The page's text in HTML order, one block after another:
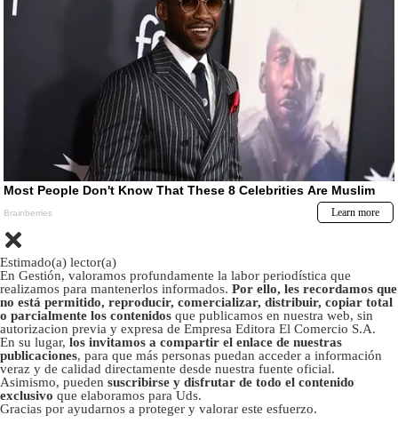
Estimado(a) lector(a)
En Gestión, valoramos profundamente la labor periodística que
realizamos para mantenerlos informados. Por ello, les recordamos que
no está permitido, reproducir, comercializar, distribuir, copiar total
o parcialmente los contenidos que publicamos en nuestra web, sin
autorizacion previa y expresa de Empresa Editora El Comercio S.A.
En su lugar, los invitamos a compartir el enlace de nuestras
publicaciones, para que más personas puedan acceder a información
veraz y de calidad directamente desde nuestra fuente oficial.
Asimismo, pueden suscribirse y disfrutar de todo el contenido
exclusivo que elaboramos para Uds.
Gracias por ayudarnos a proteger y valorar este esfuerzo.